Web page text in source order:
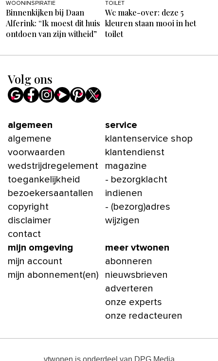
WOONINSPIRATIE
Binnenkijken bij Daan
Alferink: “Ik moest dit huis
ontdoen van zijn witheid”
TOILET
Wc make-over: deze 5
kleuren staan mooi in het
toilet
Volg ons
algemeen
algemene
voorwaarden
wedstrijdregelement
toegankelijkheid
bezoekersaantallen
copyright
disclaimer
contact
service
klantenservice shop
klantendienst
magazine
- bezorgklacht
indienen
- (bezorg)adres
wijzigen
mijn omgeving
mijn account
mijn abonnement(en)
meer vtwonen
abonneren
nieuwsbrieven
adverteren
onze experts
onze redacteuren